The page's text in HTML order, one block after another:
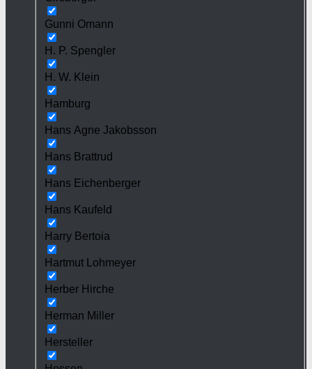
Gunni Omann
H. P. Spengler
H. W. Klein
Hamburg
Hans Agne Jakobsson
Hans Brattrud
Hans Eichenberger
Hans Kaufeld
Harry Bertoia
Hartmut Lohmeyer
Herber Hirche
Herman Miller
Hersteller